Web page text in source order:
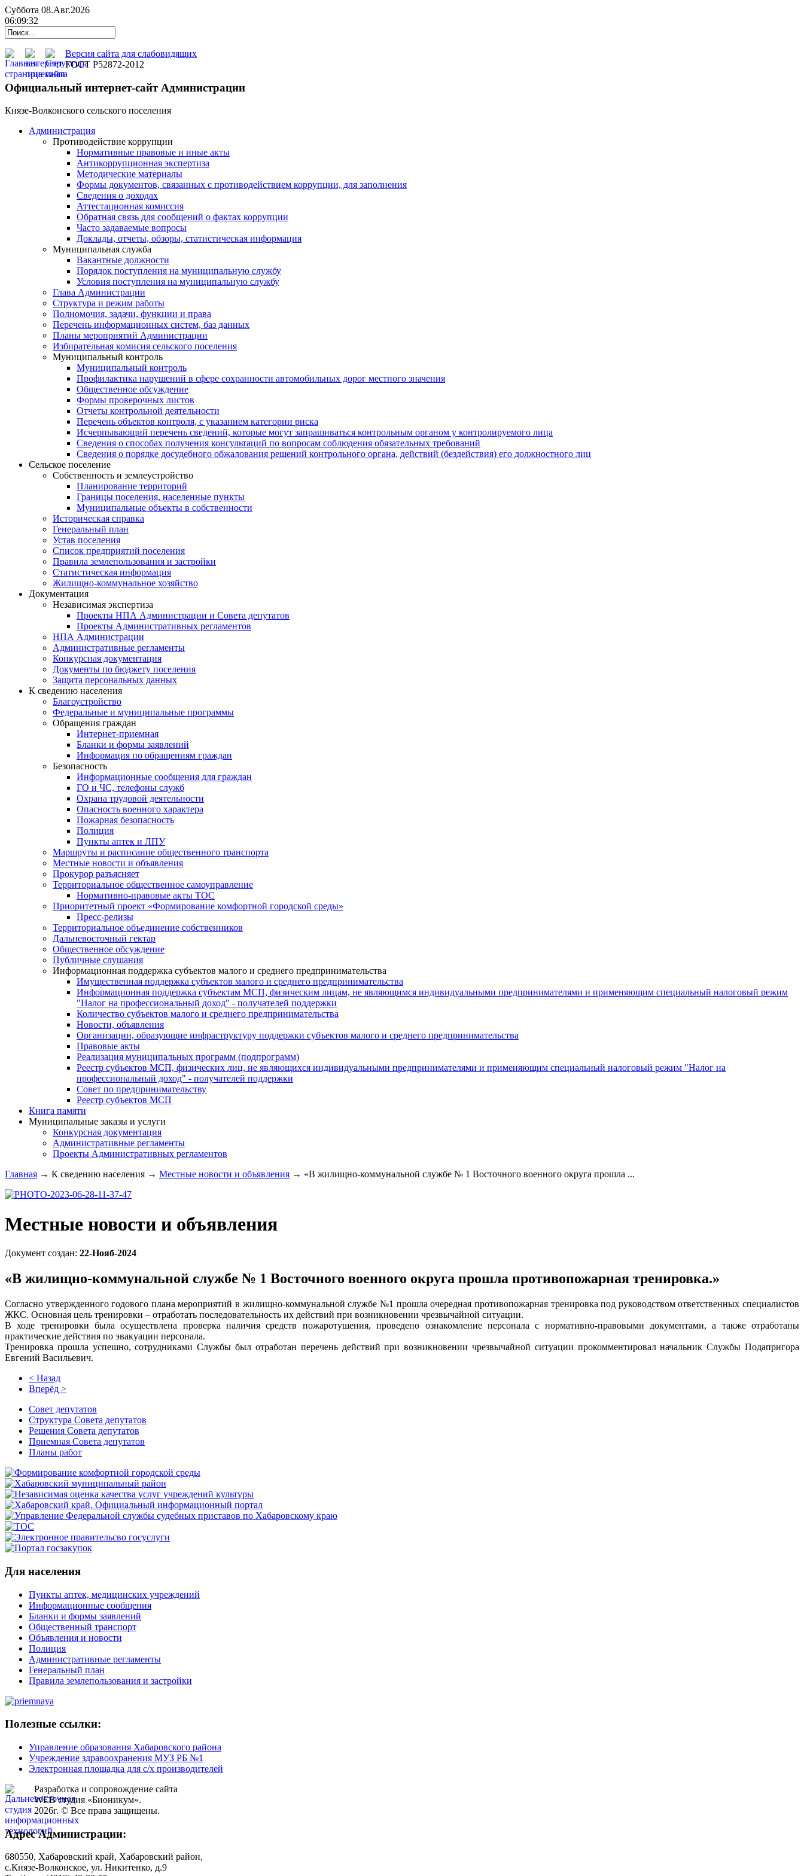
Суббота 08.Авг.2026
06:09:33
Версия сайта для слабовидящих
ГОСТ Р52872-2012
Официальный интернет-сайт Администрации
Князе-Волконского сельского поселения
Администрация
Противодействие коррупции
Нормативные правовые и иные акты
Антикоррупционная экспертиза
Методические материалы
Формы документов, связанных с противодействием коррупции, для заполнения
Сведения о доходах
Аттестационная комиссия
Обратная связь для сообщений о фактах коррупции
Часто задаваемые вопросы
Доклады, отчеты, обзоры, статистическая информация
Муниципальная служба
Вакантные должности
Порядок поступления на муниципальную службу
Условия поступления на муниципальную службу
Глава Администрации
Структура и режим работы
Полномочия, задачи, функции и права
Перечень информационных систем, баз данных
Планы мероприятий Администрации
Избирательная комисия сельского поселения
Муниципальный контроль
Муниципальный контроль
Профилактика нарушений в сфере сохранности автомобильных дорог местного значения
Общественное обсуждение
Формы проверочных листов
Отчеты контрольной деятельности
Перечень объектов контроля, с указанием категории риска
Исчерпывающий перечень сведений, которые могут запрашиваться контрольным органом у контролируемого лица
Сведения о способах получения консультаций по вопросам соблюдения обязательных требований
Сведения о порядке досудебного обжалования решений контрольного органа, действий (бездействия) его должностного лиц
Сельское поселение
Собственность и землеустройство
Планирование территорий
Границы поселения, населенные пункты
Муниципальные объекты в собственности
Историческая справка
Генеральный план
Устав поселения
Список предприятий поселения
Правила землепользования и застройки
Статистическая информация
Жилищно-коммунальное хозяйство
Документация
Независимая экспертиза
Проекты НПА Администрации и Совета депутатов
Проекты Административных регламентов
НПА Администрации
Административные регламенты
Конкурсная документация
Документы по бюджету поселения
Защита персональных данных
К сведению населения
Благоустройство
Федеральные и муниципальные программы
Обращения граждан
Интернет-приемная
Бланки и формы заявлений
Информация по обращениям граждан
Безопасность
Информационные сообщения для граждан
ГО и ЧС, телефоны служб
Охрана трудовой деятельности
Опасность военного характера
Пожарная безопасность
Полиция
Пункты аптек и ЛПУ
Маршруты и расписание общественного транспорта
Местные новости и объявления
Прокурор разъясняет
Территориальное общественное самоуправление
Нормативно-правовые акты ТОС
Приоритетный проект «Формирование комфортной городской среды»
Пресс-релизы
Территориальное объединение собственников
Дальневосточный гектар
Общественное обсуждение
Публичные слушания
Информационная поддержка субъектов малого и среднего предпринимательства
Имущественная поддержка субъектов малого и среднего предпринимательства
Информационная поддержка субъектам МСП, физическим лицам, не являющимся индивидуальными предпринимателями и применяющим специальный налоговый режим
"Налог на профессиональный доход" - получателей поддержки
Количество субъектов малого и среднего предпринимательства
Новости, объявления
Организации, образующие инфраструктуру поддержки субъектов малого и среднего предпринимательства
Правовые акты
Реализация муниципальных программ (подпрограмм)
Реестр субъектов МСП, физических лиц, не являющихся индивидуальными предпринимателями и применяющим специальный налоговый режим "Налог на
профессиональный доход" - получателей поддержки
Совет по предпринимательству
Реестр субъектов МСП
Книга памяти
Муниципальные заказы и услуги
Конкурсная документация
Административные регламенты
Проекты Административных регламентов
Главная → К сведению населения → Местные новости и объявления → «В жилищно-коммунальной службе № 1 Восточного военного округа прошла ...
Местные новости и объявления
Документ создан: 22-Нояб-2024
«В жилищно-коммунальной службе № 1 Восточного военного округа прошла противопожарная тренировка.»
Согласно утвержденного годового плана мероприятий в жилищно-коммунальной службе №1 прошла очередная противопожарная тренировка под руководством ответственных специалистов
ЖКС. Основная цель тренировки – отработать последовательность их действий при возникновении чрезвычайной ситуации.
В ходе тренировки была осуществлена проверка наличия средств пожаротушения, проведено ознакомление персонала с нормативно-правовыми документами, а также отработаны
практические действия по эвакуации персонала.
Тренировка прошла успешно, сотрудниками Службы был отработан перечень действий при возникновении чрезвычайной ситуации прокомментировал начальник Службы Подапригора
Евгений Васильевич.
< Назад
Вперёд >
Совет депутатов
Структура Совета депутатов
Решения Совета депутатов
Приемная Совета депутатов
Планы работ
Для населения
Пункты аптек, медицинских учреждений
Информационные сообщения
Бланки и формы заявлений
Общественный транспорт
Объявления и новости
Полиция
Административные регламенты
Генеральный план
Правила землепользования и застройки
Полезные ссылки:
Управление образования Хабаровского района
Учреждение здравоохранения МУЗ РБ №1
Электронная площадка для с/х производителей
Разработка и сопровождение сайта
WEB студия «Бионикум».
2026г. © Все права защищены.
Адрес Администрации:
680550, Хабаровский край, Хабаровский район,
с.Князе-Волконское, ул. Никитенко, д.9